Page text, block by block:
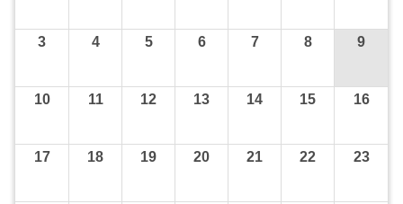
3 4 5 6 7 8 9
10 11 12 13 14 15 16
17 18 19 20 21 22 23